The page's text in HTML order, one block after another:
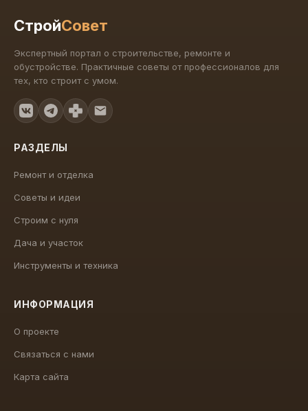
СтройСовет
Экспертный портал о строительстве, ремонте и
обустройстве. Практичные советы от профессионалов для
тех, кто строит с умом.
РАЗДЕЛЫ
Ремонт и отделка
Советы и идеи
Строим с нуля
Дача и участок
Инструменты и техника
ИНФОРМАЦИЯ
О проекте
Связаться с нами
Карта сайта